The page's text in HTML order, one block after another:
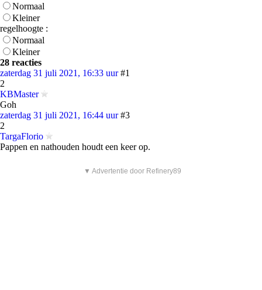
Normaal
Kleiner
regelhoogte :
Normaal
Kleiner
28 reacties
zaterdag 31 juli 2021, 16:33 uur #1
2
KBMaster
Goh
zaterdag 31 juli 2021, 16:44 uur #3
2
TargaFlorio
Pappen en nathouden houdt een keer op.
▼ Advertentie door Refinery89